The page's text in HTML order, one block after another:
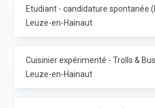
Leuze-en-Hainaut
Leuze-en-Hainaut